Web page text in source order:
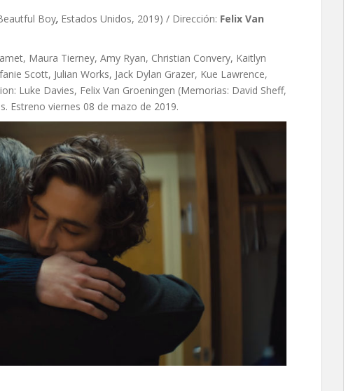
Boy, Estados Unidos, 2019) / Dirección: Felix Van
Maura Tierney, Amy Ryan, Christian Convery, Kaitlyn
Scott, Julian Works, Jack Dylan Grazer, Kue Lawrence,
Luke Davies, Felix Van Groeningen (Memorias: David Sheff,
Estreno viernes 08 de mazo de 2019.